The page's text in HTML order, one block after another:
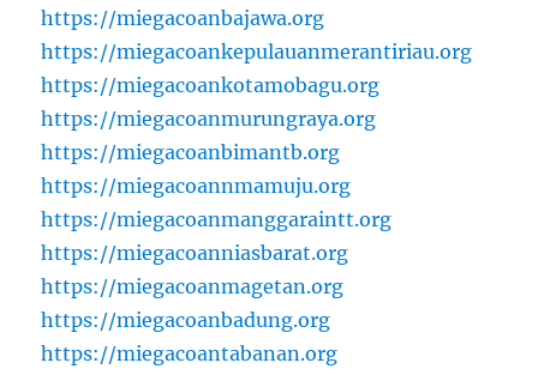
https://miegacoanbajawa.org
https://miegacoankepulauanmerantiriau.org
https://miegacoankotamobagu.org
https://miegacoanmurungraya.org
https://miegacoanbimantb.org
https://miegacoannmamuju.org
https://miegacoanmanggaraintt.org
https://miegacoanniasbarat.org
https://miegacoanmagetan.org
https://miegacoanbadung.org
https://miegacoantabanan.org